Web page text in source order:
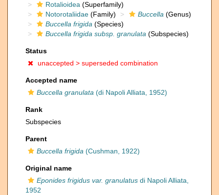
Rotalioidea (Superfamily)
Notorotaliidae (Family) Buccella (Genus)
Buccella frigida (Species)
Buccella frigida subsp. granulata (Subspecies)
Status
unaccepted > superseded combination
Accepted name
Buccella granulata (di Napoli Alliata, 1952)
Rank
Subspecies
Parent
Buccella frigida (Cushman, 1922)
Original name
Eponides frigidus var. granulatus di Napoli Alliata,
1952